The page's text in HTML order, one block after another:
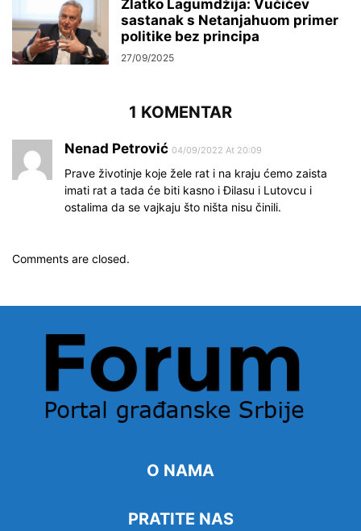
Zlatko Lagumdžija: Vučićev
sastanak s Netanjahuom primer
politike bez principa
27/09/2025
1 KOMENTAR
Nenad Petrović 04/09/2022 At 20:09
Prave životinje koje žele rat i na kraju ćemo zaista
imati rat a tada će biti kasno i Đilasu i Lutovcu i
ostalima da se vajkaju što ništa nisu činili.
Comments are closed.
O NAMA
PRATITE NAS